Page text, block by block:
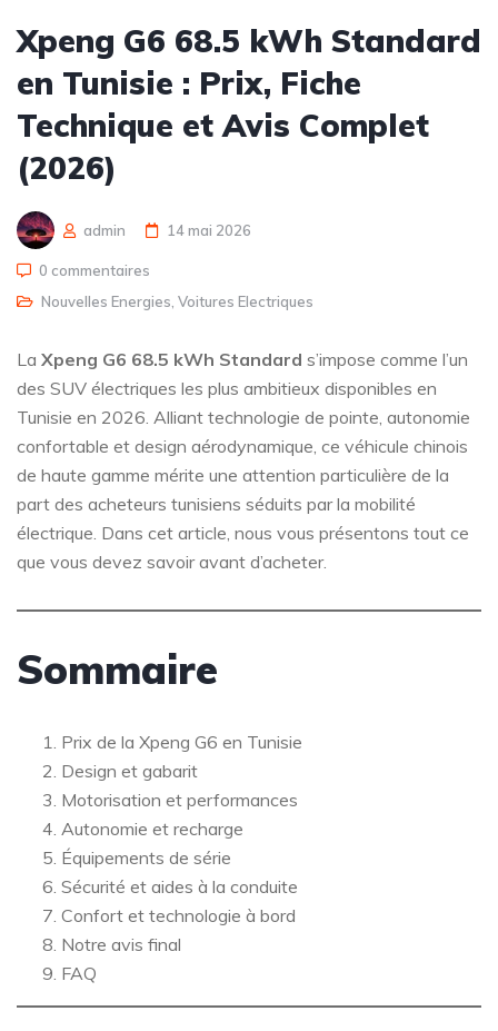
Xpeng G6 68.5 kWh Standard
en Tunisie : Prix, Fiche
Technique et Avis Complet
(2026)
admin 14 mai 2026
0 commentaires
Nouvelles Energies Voitures Electriques
La Xpeng G6 68.5 kWh Standard s’impose comme l’un
des SUV électriques les plus ambitieux disponibles en
Tunisie en 2026. Alliant technologie de pointe, autonomie
confortable et design aérodynamique, ce véhicule chinois
de haute gamme mérite une attention particulière de la
part des acheteurs tunisiens séduits par la mobilité
électrique. Dans cet article, nous vous présentons tout ce
que vous devez savoir avant d’acheter.
Sommaire
Prix de la Xpeng G6 en Tunisie
Design et gabarit
Motorisation et performances
Autonomie et recharge
Équipements de série
Sécurité et aides à la conduite
Confort et technologie à bord
Notre avis final
FAQ